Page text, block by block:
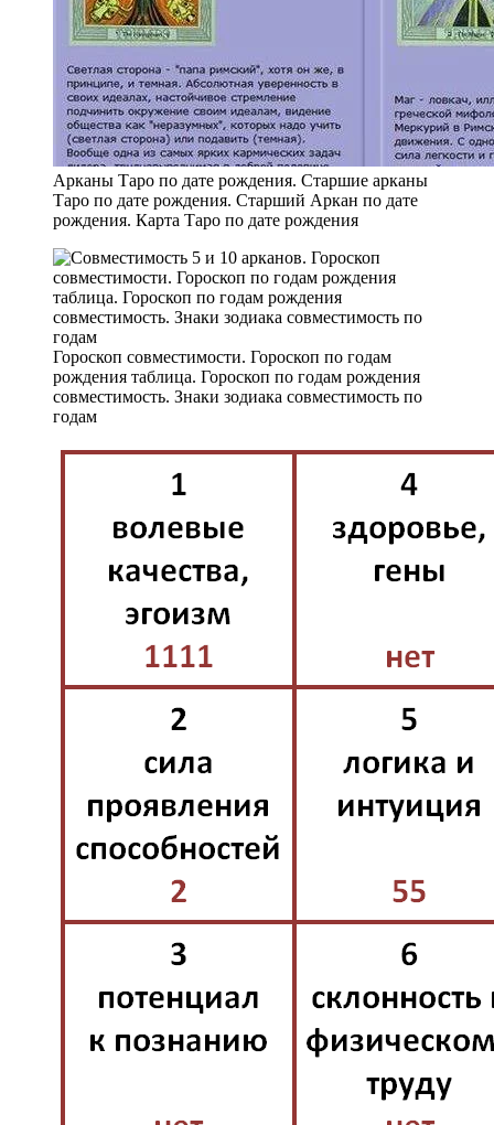
Арканы Таро по дате рождения. Старшие арканы
Таро по дате рождения. Старший Аркан по дате
рождения. Карта Таро по дате рождения
Гороскоп совместимости. Гороскоп по годам
рождения таблица. Гороскоп по годам рождения
совместимость. Знаки зодиака совместимость по
годам